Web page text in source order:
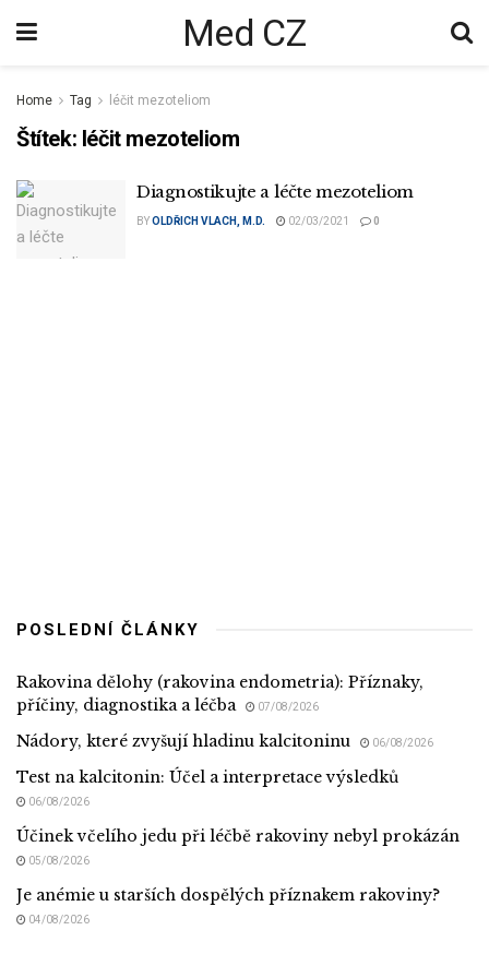
Med CZ
Home Tag léčit mezoteliom
Štítek: léčit mezoteliom
Diagnostikujte a léčte mezoteliom
BYOLDŘICH VLACH, M.D. 02/03/2021 0
POSLEDNÍ ČLÁNKY
Rakovina dělohy (rakovina endometria): Příznaky,
příčiny, diagnostika a léčba
07/08/2026
Nádory, které zvyšují hladinu kalcitoninu 06/08/2026
Test na kalcitonin: Účel a interpretace výsledků
06/08/2026
Účinek včelího jedu při léčbě rakoviny nebyl prokázán
05/08/2026
Je anémie u starších dospělých příznakem rakoviny?
04/08/2026